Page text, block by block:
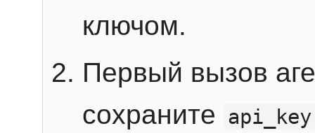
ключом.
Первый вызов
сохраните
api_key